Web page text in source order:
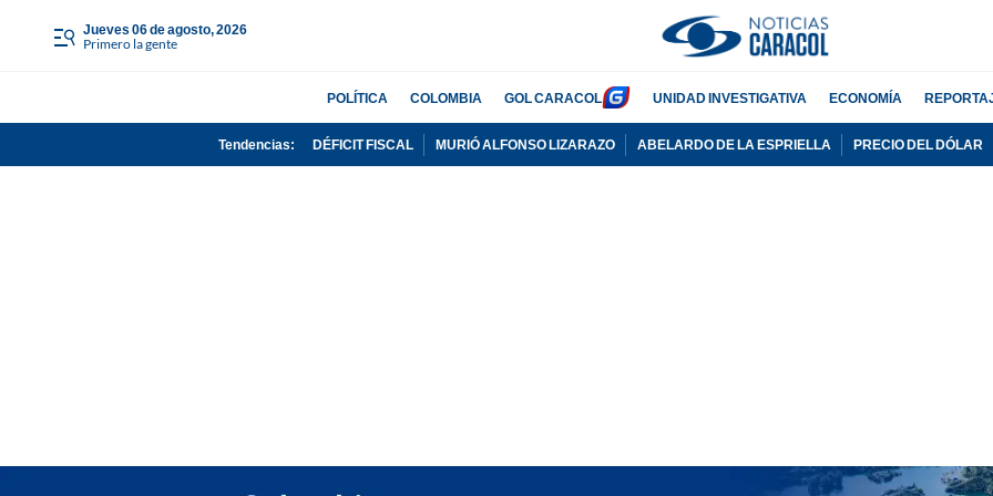
jueves 06 de agosto, 2026
Primero la gente
POLÍTICA COLOMBIA GOL CARACOL UNIDAD INVESTIGATIVA ECONOMÍA
Tendencias: DÉFICIT FISCAL MURIÓ ALFONSO LIZARAZO ABELARDO DE LA ESPRIELLA PRECIO DEL DÓLAR